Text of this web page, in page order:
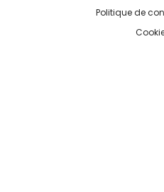
Politique de